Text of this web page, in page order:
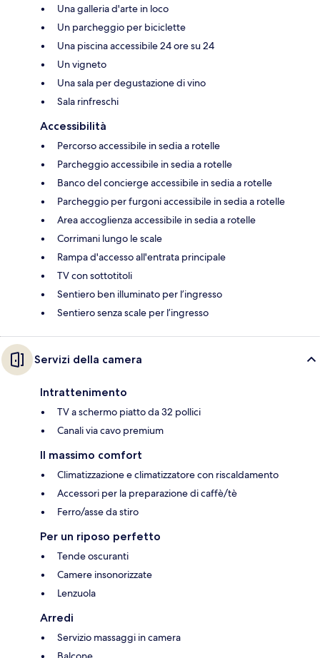
Una galleria d'arte in loco
Un parcheggio per biciclette
Una piscina accessibile 24 ore su 24
Un vigneto
Una sala per degustazione di vino
Sala rinfreschi
Accessibilità
Percorso accessibile in sedia a rotelle
Parcheggio accessibile in sedia a rotelle
Banco del concierge accessibile in sedia a rotelle
Parcheggio per furgoni accessibile in sedia a rotelle
Area accoglienza accessibile in sedia a rotelle
Corrimani lungo le scale
Rampa d'accesso all'entrata principale
TV con sottotitoli
Sentiero ben illuminato per l’ingresso
Sentiero senza scale per l’ingresso
Servizi della camera
Intrattenimento
TV a schermo piatto da 32 pollici
Canali via cavo premium
Il massimo comfort
Climatizzazione e climatizzatore con riscaldamento
Accessori per la preparazione di caffè/tè
Ferro/asse da stiro
Per un riposo perfetto
Tende oscuranti
Camere insonorizzate
Lenzuola
Arredi
Servizio massaggi in camera